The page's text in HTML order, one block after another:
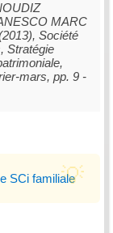
MARC
Société
Stratégie
mars, pp. 9 -
SCi familiale